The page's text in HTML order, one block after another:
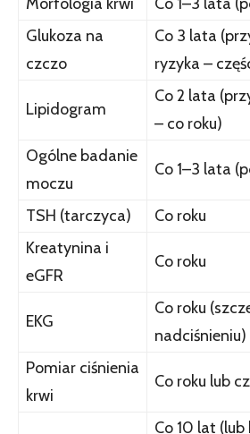
Glukoza na
czczo
Co 3 lata
ryzyka –
Lipidogram
Co 2 lata
– co roku)
Ogólne badanie
moczu
Co 1–3 lata
TSH (tarczyca)
Co roku
Kreatynina i
eGFR
Co roku
EKG
Co roku
nadciśnieniu)
Pomiar ciśnienia
krwi
Co roku lub
Co 10 lat (lub